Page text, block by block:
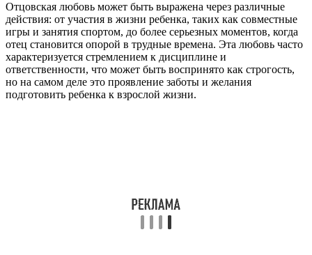
Отцовская любовь может быть выражена через различные
действия: от участия в жизни ребенка, таких как совместные
игры и занятия спортом, до более серьезных моментов, когда
отец становится опорой в трудные времена. Эта любовь часто
характеризуется стремлением к дисциплине и
ответственности, что может быть воспринято как строгость,
но на самом деле это проявление заботы и желания
подготовить ребенка к взрослой жизни.